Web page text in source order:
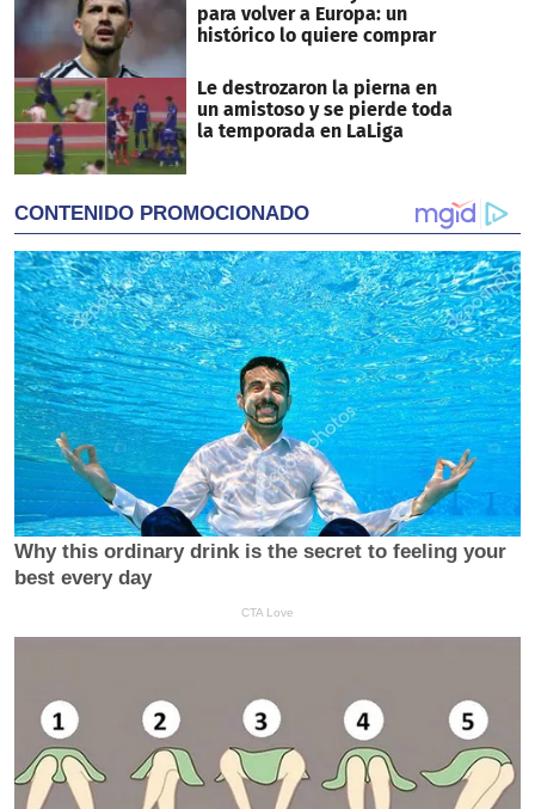
para volver a Europa: un
histórico lo quiere comprar
Le destrozaron la pierna en
un amistoso y se pierde toda
la temporada en LaLiga